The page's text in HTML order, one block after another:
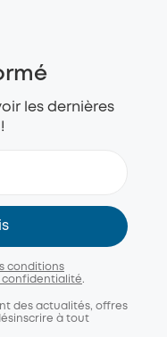
les dernières
conditions
confidentialité.
des actualités, offres
à tout